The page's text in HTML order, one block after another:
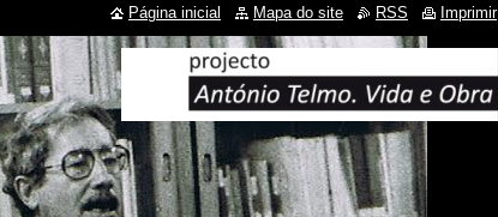
Página inicial Mapa do site RSS Imprimir